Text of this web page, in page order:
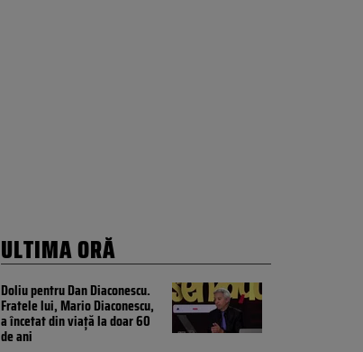
ULTIMA ORĂ
Doliu pentru Dan Diaconescu.
Fratele lui, Mario Diaconescu,
a încetat din viață la doar 60
de ani